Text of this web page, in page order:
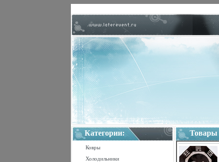
Категории:
Ковры
Холодильники
Товары